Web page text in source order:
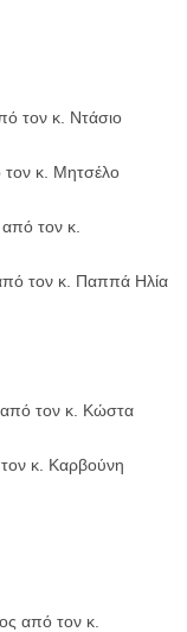
τον κ. Ντάσιο
τον κ. Μητσέλο
τον κ.
τον κ. Παππά Ηλία
τον κ. Κώστα
κ. Καρβούνη
από τον κ.